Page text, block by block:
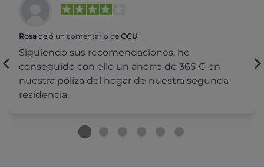
Rosa dejó un comentario de OCU
Siguiendo sus recomendaciones, he
conseguido con ello un ahorro de 365 € en
nuestra póliza del hogar de nuestra segunda
residencia.